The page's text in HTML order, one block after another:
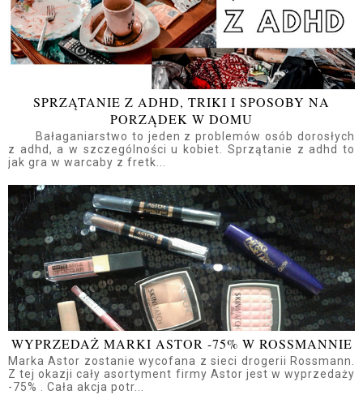
SPRZĄTANIE Z ADHD, TRIKI I SPOSOBY NA
PORZĄDEK W DOMU
Bałaganiarstwo to jeden z problemów osób dorosłych
z adhd, a w szczególności u kobiet. Sprzątanie z adhd to
jak gra w warcaby z fretk...
WYPRZEDAŻ MARKI ASTOR -75% W ROSSMANNIE
Marka Astor zostanie wycofana z sieci drogerii Rossmann.
Z tej okazji cały asortyment firmy Astor jest w wyprzedaży
-75% . Cała akcja potr...